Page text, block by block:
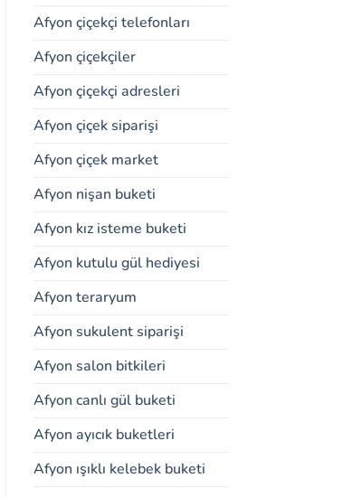
Afyon çiçekçi telefonları
Afyon çiçekçiler
Afyon çiçekçi adresleri
Afyon çiçek siparişi
Afyon çiçek market
Afyon nişan buketi
Afyon kız isteme buketi
Afyon kutulu gül hediyesi
Afyon teraryum
Afyon sukulent siparişi
Afyon salon bitkileri
Afyon canlı gül buketi
Afyon ayıcık buketleri
Afyon ışıklı kelebek buketi